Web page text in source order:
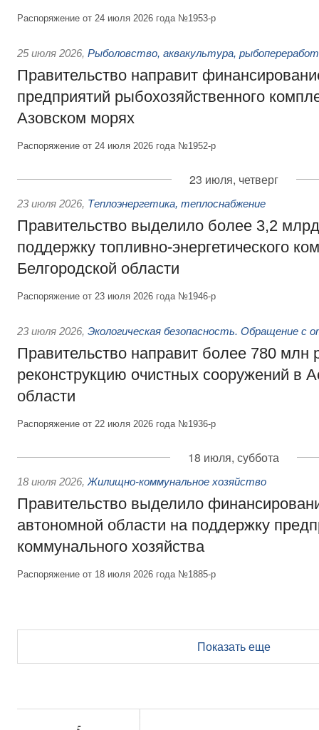
Распоряжение от 24 июля 2026 года №1953-р
25 июля 2026, Рыболовство, аквакультура,
Правительство направит
предприятий рыбохозяйственного
Азовском морях
Распоряжение от 24 июля 2026 года №1952-р
23 июля, четверг
23 июля 2026, Теплоэнергетика, теплоснабжение
Правительство выделило более 3,2
поддержку топливно-энергетического
Белгородской области
Распоряжение от 23 июля 2026 года №1946-р
23 июля 2026, Экологическая безопасность. Обращение с
Правительство направит более 780 млн
реконструкцию очистных сооружений в
области
Распоряжение от 22 июля 2026 года №1936-р
18 июля, суббота
18 июля 2026, Жилищно-коммунальное хозяйство
Правительство выделило
автономной области на поддержку
коммунального хозяйства
Распоряжение от 18 июля 2026 года №1885-р
Показать еще